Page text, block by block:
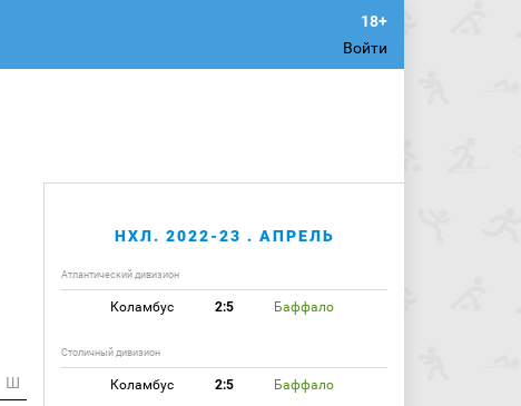
Войти
Ш
НХЛ. 2022-23 . АПРЕЛЬ
Атлантический дивизион
Коламбус 2:5 Баффало
Столичный дивизион
Коламбус 2:5 Баффало